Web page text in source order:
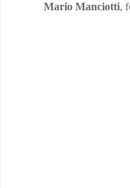
Mario Manciotti,